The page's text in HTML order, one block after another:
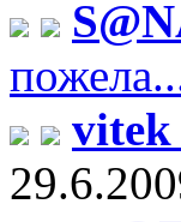
vitek